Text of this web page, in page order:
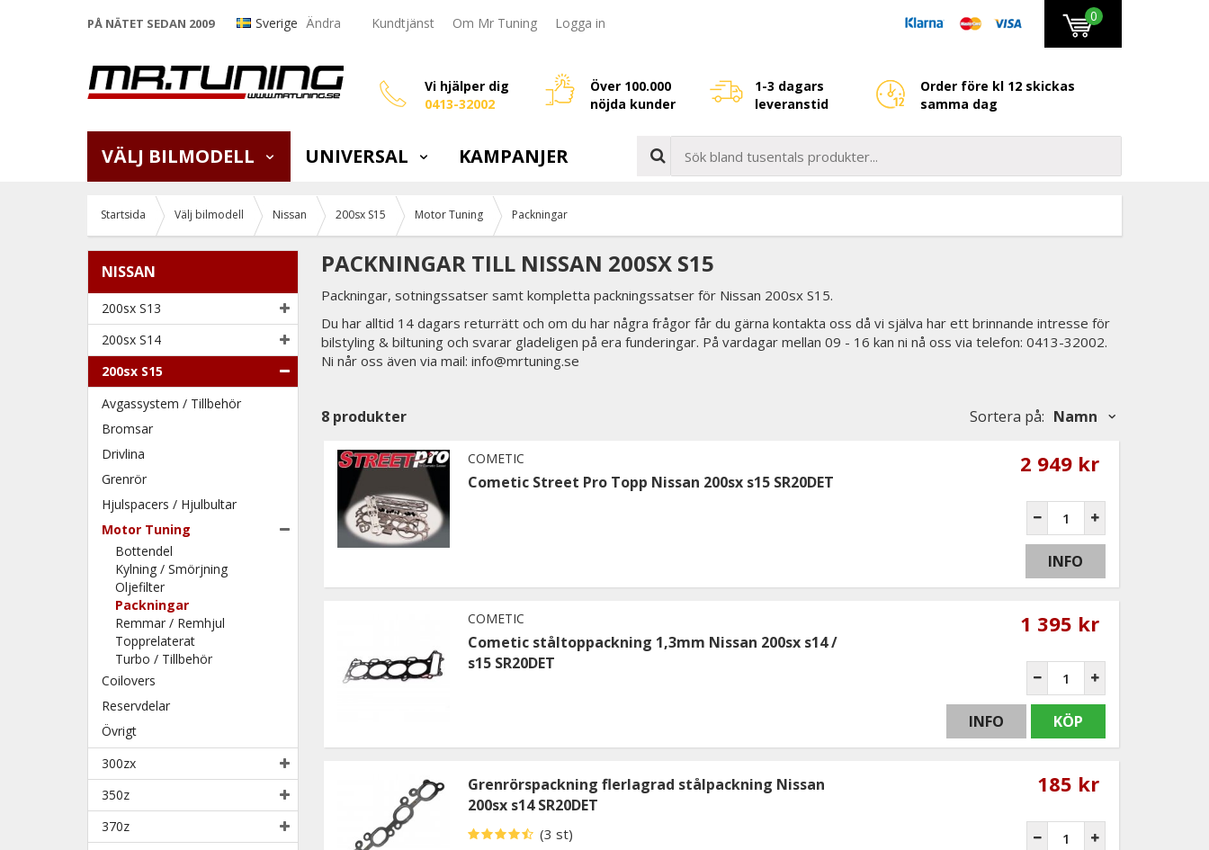
PÅ NÄTET SEDAN 2009 Sverige Ändra Kundtjänst Om Mr Tuning Logga in 0
Vi hjälper dig
0413-32002
Över 100.000
nöjda kunder
1-3 dagars
leveranstid
Order före kl 12 skickas
samma dag
VÄLJ BILMODELL UNIVERSAL KAMPANJER
Startsida Välj bilmodell Nissan 200sx S15 Motor Tuning Packningar
NISSAN
200sx S13
200sx S14
200sx S15
Avgassystem / Tillbehör
Bromsar
Drivlina
Grenrör
Hjulspacers / Hjulbultar
Motor Tuning
Bottendel
Kylning / Smörjning
Oljefilter
Packningar
Remmar / Remhjul
Topprelaterat
Turbo / Tillbehör
Coilovers
Reservdelar
Övrigt
300zx
350z
370z
PACKNINGAR TILL NISSAN 200SX S15
Packningar, sotningssatser samt kompletta packningssatser för Nissan 200sx S15.
Du har alltid 14 dagars returrätt och om du har några frågor får du gärna kontakta oss då vi själva har ett brinnande intresse för
bilstyling & biltuning och svarar gladeligen på era funderingar. På vardagar mellan 09 - 16 kan ni nå oss via telefon: 0413-32002.
Ni når oss även via mail: info@mrtuning.se
8 produkter Sortera på: Namn
COMETIC
Cometic Street Pro Topp Nissan 200sx s15 SR20DET
2 949 kr
INFO
COMETIC
Cometic ståltoppackning 1,3mm Nissan 200sx s14 /
s15 SR20DET
1 395 kr
INFO KÖP
Grenrörspackning flerlagrad stålpackning Nissan
200sx s14 SR20DET
(3 st)
185 kr